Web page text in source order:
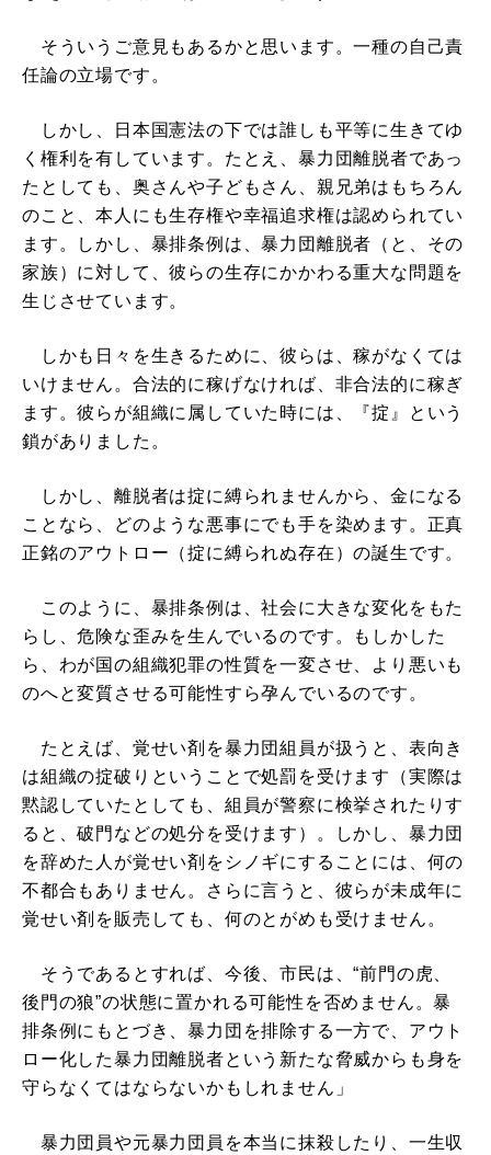
そういうご意見もあるかと思います。一種の自己責
任論の立場です。
しかし、日本国憲法の下では誰しも平等に生きてゆ
く権利を有しています。たとえ、暴力団離脱者であっ
たとしても、奥さんや子どもさん、親兄弟はもちろん
のこと、本人にも生存権や幸福追求権は認められてい
ます。しかし、暴排条例は、暴力団離脱者（と、その
家族）に対して、彼らの生存にかかわる重大な問題を
生じさせています。
しかも日々を生きるために、彼らは、稼がなくては
いけません。合法的に稼げなければ、非合法的に稼ぎ
ます。彼らが組織に属していた時には、『掟』という
鎖がありました。
しかし、離脱者は掟に縛られませんから、金になる
ことなら、どのような悪事にでも手を染めます。正真
正銘のアウトロー（掟に縛られぬ存在）の誕生です。
このように、暴排条例は、社会に大きな変化をもた
らし、危険な歪みを生んでいるのです。もしかした
ら、わが国の組織犯罪の性質を一変させ、より悪いも
のへと変質させる可能性すら孕んでいるのです。
たとえば、覚せい剤を暴力団組員が扱うと、表向き
は組織の掟破りということで処罰を受けます（実際は
黙認していたとしても、組員が警察に検挙されたりす
ると、破門などの処分を受けます）。しかし、暴力団
を辞めた人が覚せい剤をシノギにすることには、何の
不都合もありません。さらに言うと、彼らが未成年に
覚せい剤を販売しても、何のとがめも受けません。
そうであるとすれば、今後、市民は、“前門の虎、
後門の狼”の状態に置かれる可能性を否めません。暴
排条例にもとづき、暴力団を排除する一方で、アウト
ロー化した暴力団離脱者という新たな脅威からも身を
守らなくてはならないかもしれません」
暴力団員や元暴力団員を本当に抹殺したり、一生収